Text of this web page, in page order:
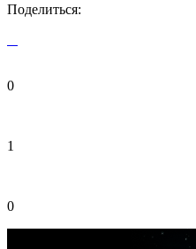
Поделиться:
0
1
0